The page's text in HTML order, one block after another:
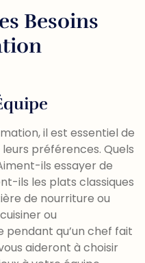
Besoins
il est essentiel de
préférences. Quels
ils essayer de
ils les plats classiques
de nourriture ou
ou
qu’un chef fait
aideront à choisir